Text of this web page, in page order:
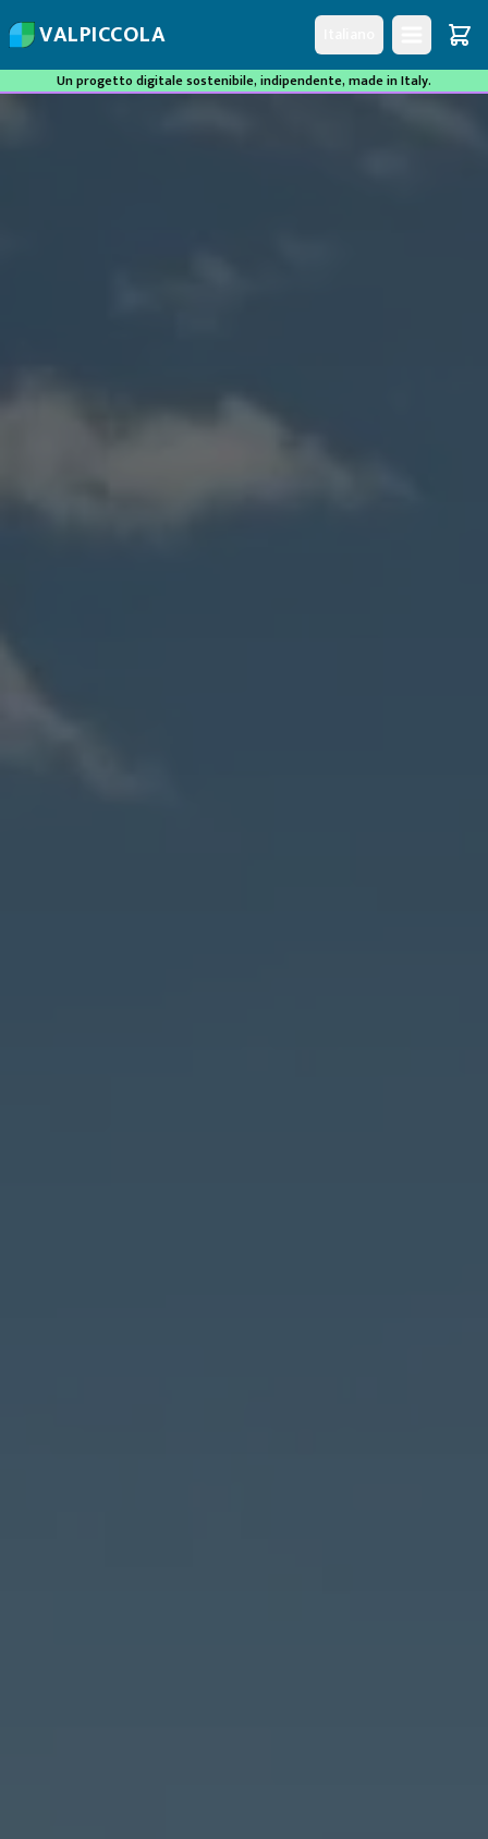
VALPICCOLA
Un progetto digitale sostenibile, indipendente, made in Italy.